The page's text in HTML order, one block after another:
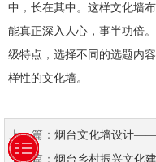
中，长在其中。这样文化墙
能真正深入人心，事半功倍。
级特点，选择不同的选题内
样性的文化墙。
上一篇： 烟台文化墙设计——
下一篇： 烟台乡村振兴文化